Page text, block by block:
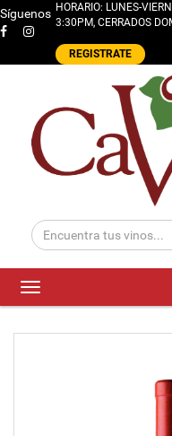
Síguenos HORARIO: LUNES-
3:30PM, CERRADOS
REGISTRATE
Toggle
navigation